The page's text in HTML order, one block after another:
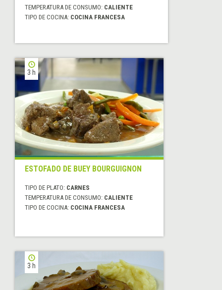
TEMPERATURA DE CONSUMO: CALIENTE
TIPO DE COCINA: COCINA FRANCESA
3 h
ESTOFADO DE BUEY BOURGUIGNON
TIPO DE PLATO: CARNES
TEMPERATURA DE CONSUMO: CALIENTE
TIPO DE COCINA: COCINA FRANCESA
3 h